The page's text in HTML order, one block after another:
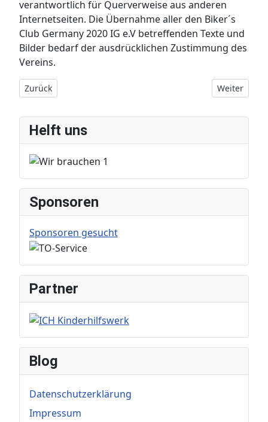
verantwortlich für Querverweise aus anderen
Internetseiten. Die Übernahme aller den Biker´s
Club Germany 2020 IG e.V betreffenden Texte und
Bilder bedarf der ausdrücklichen Zustimmung des
Vereins.
Vorheriger Beitrag: Presseinfo
Zurück Nächster
Weiter
Helft uns
Sponsoren
Sponsoren gesucht
Partner
Blog
Datenschutzerklärung
Impressum